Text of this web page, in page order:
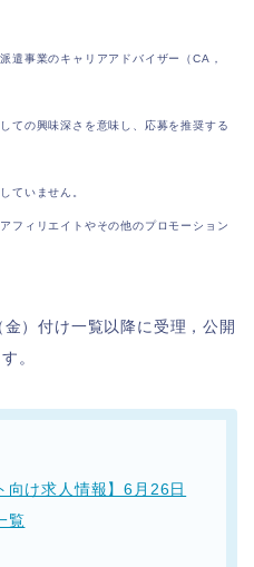
遣事業のキャリアアドバイザー（CA，
ての興味深さを意味し、応募を推奨する
ていません。
フィリエイトやその他のプロモーション
）付け一覧以降に受理，公開
。
向け求人情報】6月26日
覧